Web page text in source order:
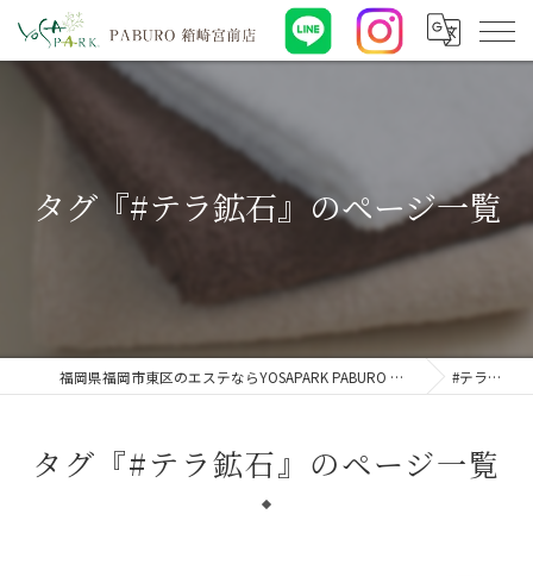
タグ『#テラ鉱石』のページ一覧
福岡県福岡市東区のエステならYOSAPARK PABURO 箱崎宮前店 #テラ鉱石
タグ『#テラ鉱石』のページ一覧